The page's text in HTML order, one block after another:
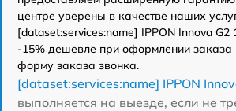
центре уверены в качестве наших
[dataset:services:name] IPPON Innova G2
-15% дешевле при оформлении заказа
форму заказа звонка.
[dataset:services:name] IPPON
выполняется на выезде, если не